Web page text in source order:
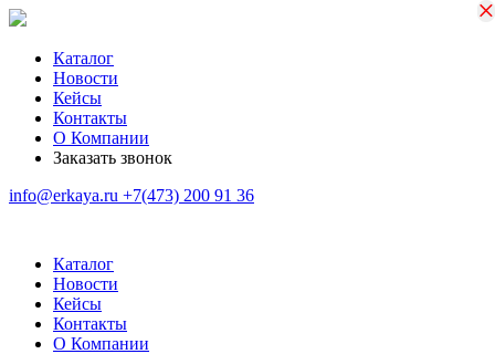
Каталог
Новости
Кейсы
Контакты
О Компании
Заказать звонок
info@erkaya.ru +7(473) 200 91 36
Каталог
Новости
Кейсы
Контакты
О Компании
×
×